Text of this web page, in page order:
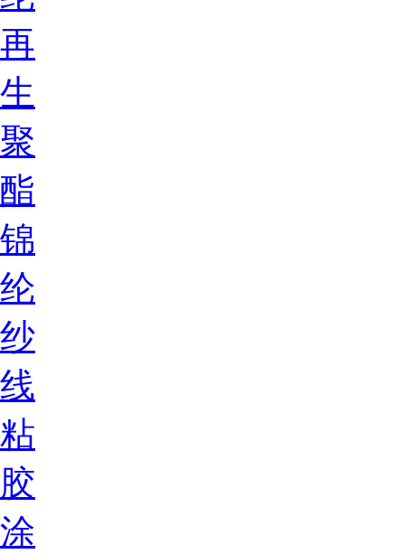
再
生
聚
酯
锦
纶
纱
线
粘
胶
涂